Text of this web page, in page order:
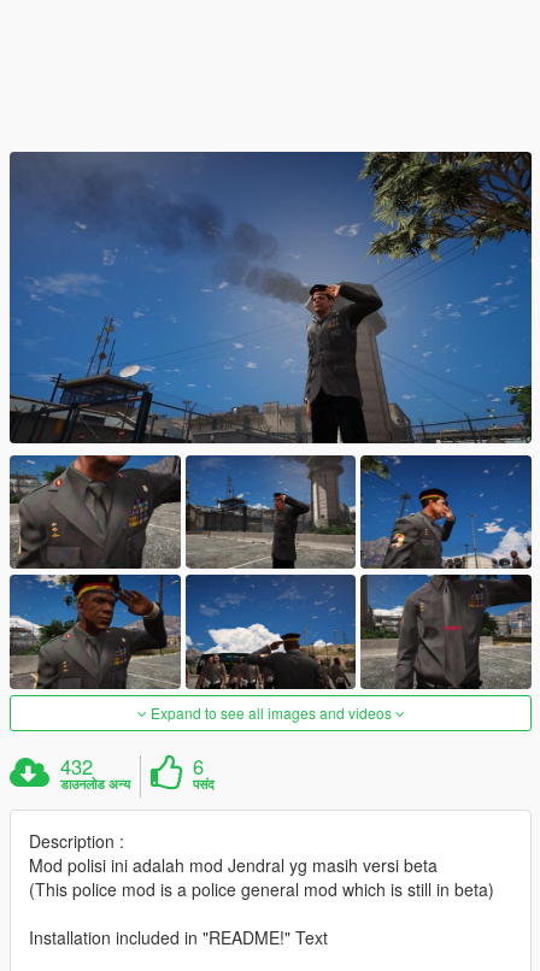
Expand to see all images and videos
432
डाउनलोड अन्य
6
पसंद
Description :
Mod polisi ini adalah mod Jendral yg masih versi beta
(This police mod is a police general mod which is still in beta)
Installation included in "README!" Text